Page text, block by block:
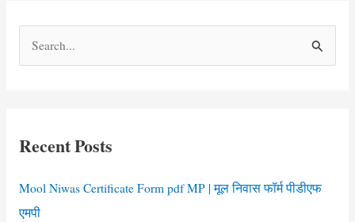
e
f
o
Recent Posts
Mool Niwas Certificate Form pdf MP | मूल निवास फॉर्म पीडीएफ
एमपी